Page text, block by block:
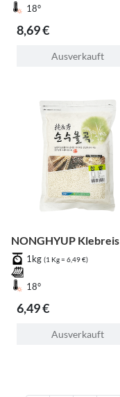
18°
8,69 €
Ausverkauft
NONGHYUP Klebreis
1kg (1 Kg = 6,49 €)
18°
6,49 €
Ausverkauft